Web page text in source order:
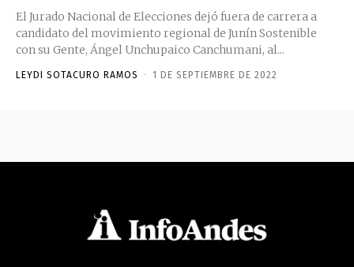
El Jurado Nacional de Elecciones dejó fuera de carrera a
candidato del movimiento regional de Junín Sostenible
con su Gente, Ángel Unchupaico Canchumani, al...
LEYDI SOTACURO RAMOS - 1 DE SEPTIEMBRE DE 2022